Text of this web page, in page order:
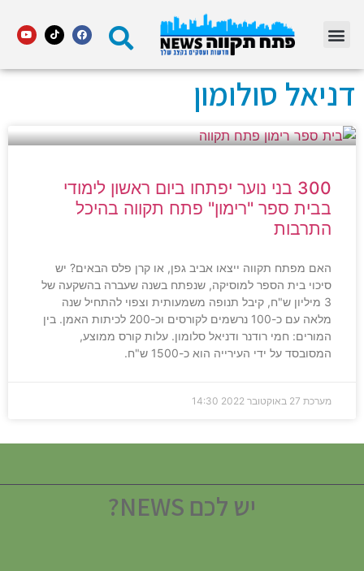
דניאל סולומון
300 בני נוער יפתחו ביום ראשון לימודי
בבית ספר "רימון" פתח תקווה בהיכל
התרבות
האם מפתח תקווה ייצאו אביב גפן, או קרן פלס הבאים? יש
סיכוי בית הספר למוסיקה, שנפתח בשנה שעברה בהשקעה של
3 מיליון ש"ח, קיבל תנופה משמעותית וצפוי להתחיל שנה
מלאה עם כ-100 נרשמים לקורסים וכ-200 לכיתות האמן. בין
המורים: חמי רודנר ודניאל סלומון. עלות קורס ממוצע,
המסובסד על ידי העירייה הוא כ-1500 ש"ח.
מערכת 27 באוקטובר 2022 14:30
יש לכם NEWS?